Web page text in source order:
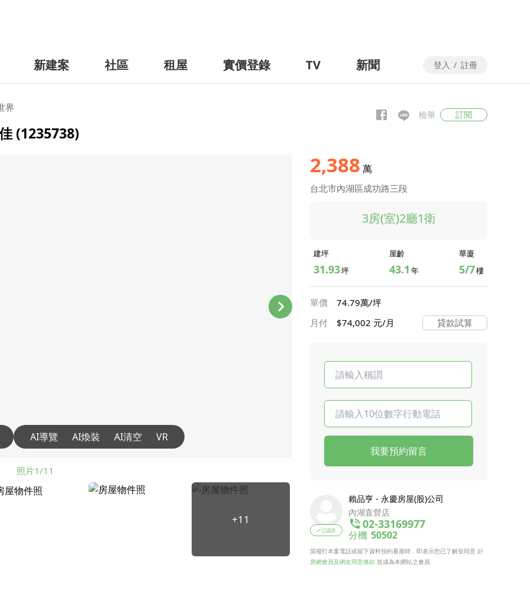
新建案 社區 租屋 實價登錄 TV 新聞 登入 / 註冊
界
檢舉 訂閱
(1235738)
AI導覽 AI煥裝 AI清空 VR
照片1/11
+11
2,388 萬
台北市內湖區成功路三段
3房(室)2廳1衛
建坪
31.93坪
屋齡
43.1 年
華廈
5/7樓
單價
74.79萬/坪
月付
$74,002 元/月 貸款試算
我要預約留言
已認證
賴品亨 - 永慶房屋(股)公司
內湖直營店
02-33169977
分機 50502
當撥打本案電話或留下資料預約看屋時，即表示您已了解並同意 好
房網會員及網友同意條款 並成為本網站之會員